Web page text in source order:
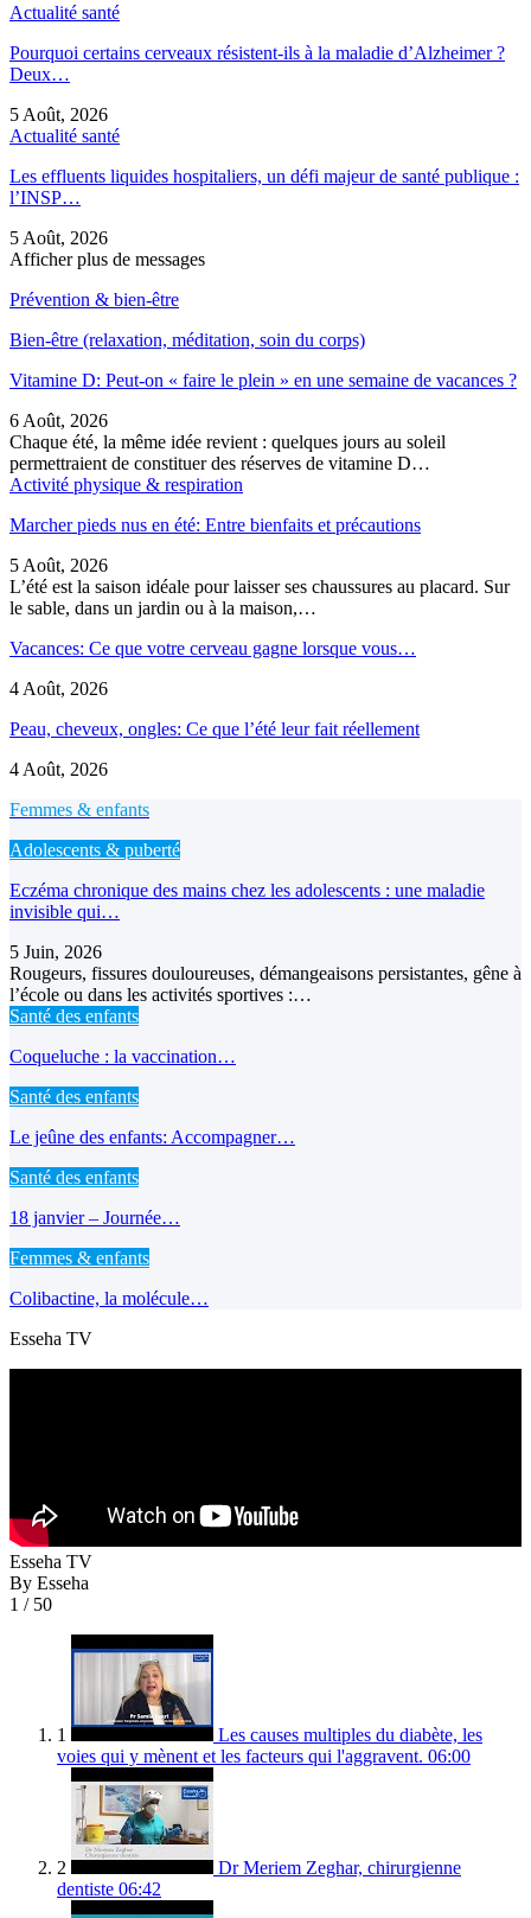
Actualité santé
Pourquoi certains cerveaux résistent-ils à la maladie d’Alzheimer ?
Deux…
5 Août, 2026
Actualité santé
Les effluents liquides hospitaliers, un défi majeur de santé publique :
l’INSP…
5 Août, 2026
Afficher plus de messages
Prévention & bien-être
Bien-être (relaxation, méditation, soin du corps)
Vitamine D: Peut-on « faire le plein » en une semaine de vacances ?
6 Août, 2026
Chaque été, la même idée revient : quelques jours au soleil
permettraient de constituer des réserves de vitamine D…
Activité physique & respiration
Marcher pieds nus en été: Entre bienfaits et précautions
5 Août, 2026
L’été est la saison idéale pour laisser ses chaussures au placard. Sur
le sable, dans un jardin ou à la maison,…
Vacances: Ce que votre cerveau gagne lorsque vous…
4 Août, 2026
Peau, cheveux, ongles: Ce que l’été leur fait réellement
4 Août, 2026
Femmes & enfants
Adolescents & puberté
Eczéma chronique des mains chez les adolescents : une maladie
invisible qui…
5 Juin, 2026
Rougeurs, fissures douloureuses, démangeaisons persistantes, gêne à
l’école ou dans les activités sportives :…
Santé des enfants
Coqueluche : la vaccination…
Santé des enfants
Le jeûne des enfants: Accompagner…
Santé des enfants
18 janvier – Journée…
Femmes & enfants
Colibactine, la molécule…
Esseha TV
Esseha TV
By Esseha
1 / 50
1
Les causes multiples du diabète, les
voies qui y mènent et les facteurs qui l'aggravent. 06:00
2
Dr Meriem Zeghar, chirurgienne
dentiste 06:42